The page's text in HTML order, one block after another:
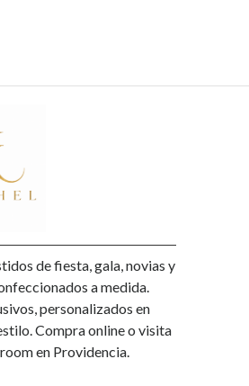
de fiesta, gala, novias y
a medida.
personalizados en
Compra online o visita
en Providencia.